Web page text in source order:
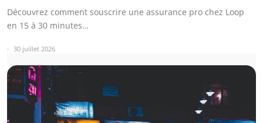
Découvrez comment souscrire une assurance pro chez Loop
en 15 à 30 minutes…
30 juillet 2026